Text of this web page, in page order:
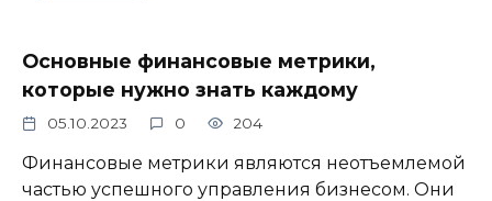
Основные финансовые метрики,
которые нужно знать каждому
05.10.2023 0 204
Финансовые метрики являются неотъемлемой
частью успешного управления бизнесом. Они